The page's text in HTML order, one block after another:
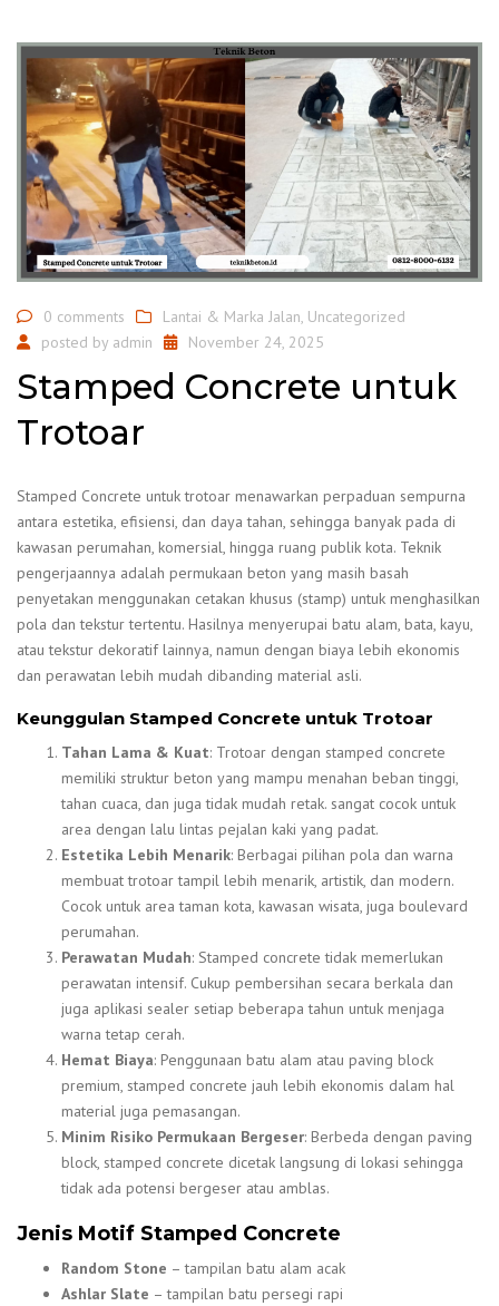
0 comments Lantai & Marka Jalan, Uncategorized
posted by admin November 24, 2025
Stamped Concrete untuk
Trotoar
Stamped Concrete untuk trotoar menawarkan perpaduan sempurna
antara estetika, efisiensi, dan daya tahan, sehingga banyak pada di
kawasan perumahan, komersial, hingga ruang publik kota. Teknik
pengerjaannya adalah permukaan beton yang masih basah
penyetakan menggunakan cetakan khusus (stamp) untuk menghasilkan
pola dan tekstur tertentu. Hasilnya menyerupai batu alam, bata, kayu,
atau tekstur dekoratif lainnya, namun dengan biaya lebih ekonomis
dan perawatan lebih mudah dibanding material asli.
Keunggulan Stamped Concrete untuk Trotoar
Tahan Lama & Kuat: Trotoar dengan stamped concrete
memiliki struktur beton yang mampu menahan beban tinggi,
tahan cuaca, dan juga tidak mudah retak. sangat cocok untuk
area dengan lalu lintas pejalan kaki yang padat.
Estetika Lebih Menarik: Berbagai pilihan pola dan warna
membuat trotoar tampil lebih menarik, artistik, dan modern.
Cocok untuk area taman kota, kawasan wisata, juga boulevard
perumahan.
Perawatan Mudah: Stamped concrete tidak memerlukan
perawatan intensif. Cukup pembersihan secara berkala dan
juga aplikasi sealer setiap beberapa tahun untuk menjaga
warna tetap cerah.
Hemat Biaya: Penggunaan batu alam atau paving block
premium, stamped concrete jauh lebih ekonomis dalam hal
material juga pemasangan.
Minim Risiko Permukaan Bergeser: Berbeda dengan paving
block, stamped concrete dicetak langsung di lokasi sehingga
tidak ada potensi bergeser atau amblas.
Jenis Motif Stamped Concrete
Random Stone – tampilan batu alam acak
Ashlar Slate – tampilan batu persegi rapi